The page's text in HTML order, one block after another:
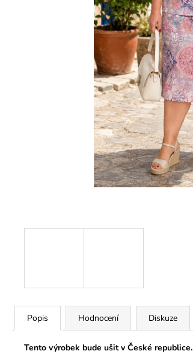
Popis Hodnocení Diskuze
Tento výrobek bude ušit v České republice.
1 290 Kč